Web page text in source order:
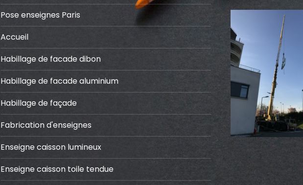
Pose enseignes Paris
Accueil
Habillage de facade dibon
Habillage de facade aluminium
Habillage de façade
Fabrication d'enseignes
Enseigne caisson lumineux
Enseigne caisson toile tendue